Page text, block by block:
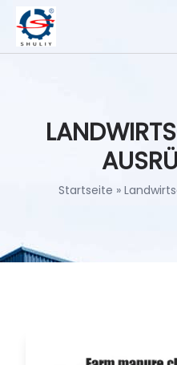
Startseite »